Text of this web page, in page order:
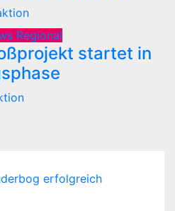
Regional
startet in
erfolgreich